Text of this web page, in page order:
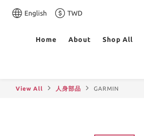
English TWD
Home About Shop All
View All 人身部品 GARMIN